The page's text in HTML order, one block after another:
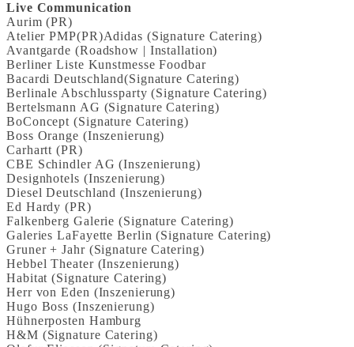
Live Communication
Aurim (PR)
Atelier PMP(PR)Adidas (Signature Catering)
Avantgarde (Roadshow | Installation)
Berliner Liste Kunstmesse Foodbar
Bacardi Deutschland(Signature Catering)
Berlinale Abschlussparty (Signature Catering)
Bertelsmann AG (Signature Catering)
BoConcept (Signature Catering)
Boss Orange (Inszenierung)
Carhartt (PR)
CBE Schindler AG (Inszenierung)
Designhotels (Inszenierung)
Diesel Deutschland (Inszenierung)
Ed Hardy (PR)
Falkenberg Galerie (Signature Catering)
Galeries LaFayette Berlin (Signature Catering)
Gruner + Jahr (Signature Catering)
Hebbel Theater (Inszenierung)
Habitat (Signature Catering)
Herr von Eden (Inszenierung)
Hugo Boss (Inszenierung)
Hühnerposten Hamburg
H&M (Signature Catering)